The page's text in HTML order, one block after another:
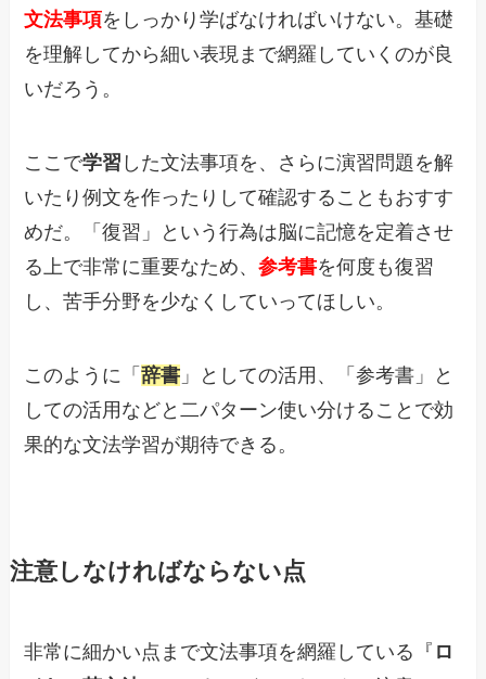
文法事項をしっかり学ばなければいけない。基礎
を理解してから細い表現まで網羅していくのが良
いだろう。
ここで学習 した文法事項を、さらに演習問題を解
いたり例文を作ったりして確認することもおすす
めだ。「復習」という行為は脳に記憶を定着させ
る上で非常に重要なため、参考書を何度も復習
し、苦手分野を少なくしていってほしい。
このように「辞書 」としての活用、「参考書」と
しての活用などと二パターン使い分けることで効
果的な文法学習が期待できる。
注意しなければならない点
非常に細かい点まで文法事項を網羅している『 ロ